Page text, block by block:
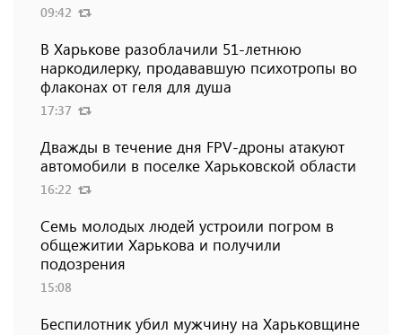
09:42
В Харькове разоблачили 51-летнюю
наркодилерку, продававшую психотропы во
флаконах от геля для душа
17:37
Дважды в течение дня FPV-дроны атакуют
автомобили в поселке Харьковской области
16:22
Семь молодых людей устроили погром в
общежитии Харькова и получили
подозрения
15:08
Беспилотник убил мужчину на Харьковщине